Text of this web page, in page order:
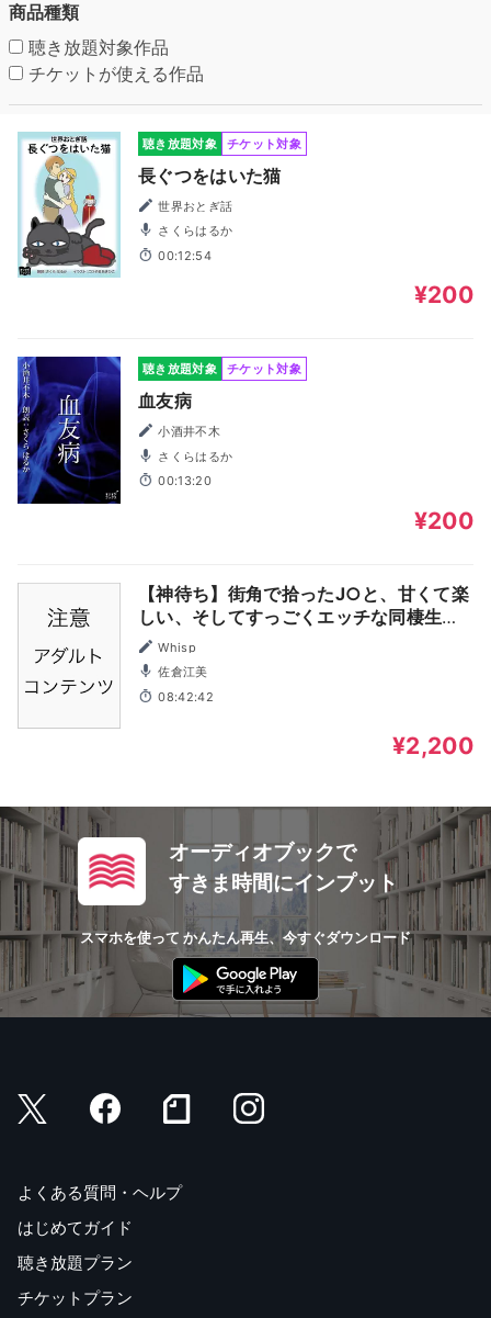
商品種類
聴き放題対象作品
チケットが使える作品
聴き放題対象 チケット対象
長ぐつをはいた猫
世界おとぎ話
さくらはるか
00:12:54
¥200
聴き放題対象 チケット対象
血友病
小酒井不木
さくらはるか
00:13:20
¥200
【神待ち】街角で拾ったJ○と、甘くて楽
しい、そしてすっごくエッチな同棲生
活、してみませんか？【プレミアムフォ
ーリー】
Whisp
佐倉江美
08:42:42
¥2,200
オーディオブックで
すきま時間にインプット
スマホを使って かんたん再生、今すぐダウンロード
よくある質問・ヘルプ
はじめてガイド
聴き放題プラン
チケットプラン